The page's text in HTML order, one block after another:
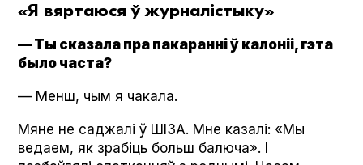
«Я вяртаюся ў журналістыку»
— Ты сказала пра пакаранні ў калоніі, гэта
было часта?
— Менш, чым я чакала.
Мяне не саджалі ў ШІЗА. Мне казалі: «Мы
ведаем, як зрабіць больш балюча». І